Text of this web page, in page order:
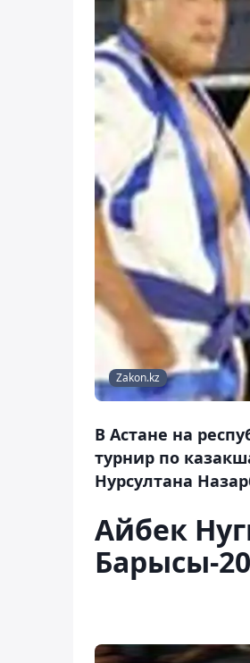
Zakon.kz
В Астане на
турнир по
Нурсултана
Айбек
Барысы-